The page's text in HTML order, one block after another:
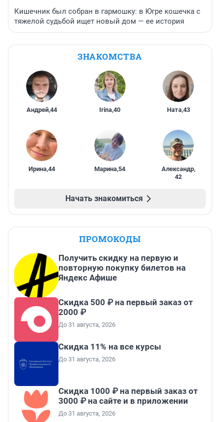
Кишечник был собран в гармошку: в Югре кошечка с
тяжелой судьбой ищет новый дом — ее история
ЗНАКОМСТВА
Андрей,44 Irina,40 Ната,43
Ирина,44 Марина,54 Александр,
42
Начать знакомиться
ПРОМОКОДЫ
Получить скидку на первую и
повторную покупку билетов на
Яндекс Афише
Скидка 500 ₽ на первый заказ от
2000 ₽
До 31 августа, 2026
Скидка 11% на все курсы
До 31 августа, 2026
Скидка 1000 ₽ на первый заказ от
3000 ₽ на сайте и в приложении
До 31 августа, 2026